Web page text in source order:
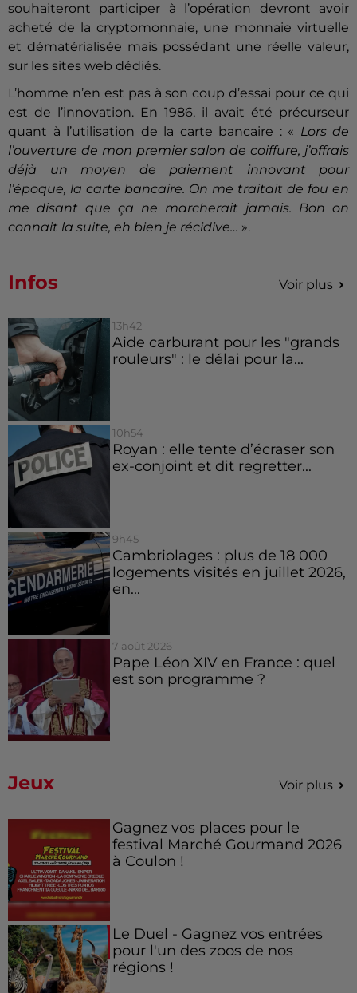
souhaiteront participer à l’opération devront avoir
acheté de la cryptomonnaie, une monnaie virtuelle
et dématérialisée mais possédant une réelle valeur,
sur les sites web dédiés.
L’homme n’en est pas à son coup d’essai pour ce qui
est de l’innovation. En 1986, il avait été précurseur
quant à l’utilisation de la carte bancaire : « Lors de
l’ouverture de mon premier salon de coiffure, j’offrais
déjà un moyen de paiement innovant pour
l’époque, la carte bancaire. On me traitait de fou en
me disant que ça ne marcherait jamais. Bon on
connait la suite, eh bien je récidive… ».
Infos Voir plus
13h42
Aide carburant pour les "grands
rouleurs" : le délai pour la...
10h54
Royan : elle tente d’écraser son
ex-conjoint et dit regretter...
9h45
Cambriolages : plus de 18 000
logements visités en juillet 2026,
en...
7 août 2026
Pape Léon XIV en France : quel
est son programme ?
Jeux Voir plus
Gagnez vos places pour le
festival Marché Gourmand 2026
à Coulon !
Le Duel - Gagnez vos entrées
pour l'un des zoos de nos
régions !